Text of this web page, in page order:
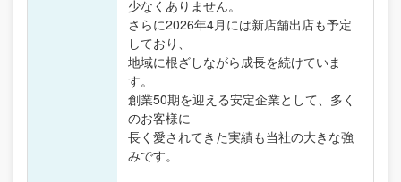
少なくありません。
さらに2026年4月には新店舗出店も予定
しており、
地域に根ざしながら成長を続けていま
す。
創業50期を迎える安定企業として、多く
のお客様に
長く愛されてきた実績も当社の大きな強
みです。